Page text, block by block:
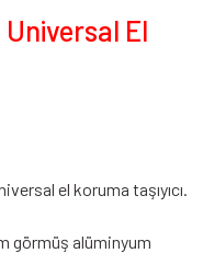
El
el koruma taşıyıcı.
görmüş alüminyum